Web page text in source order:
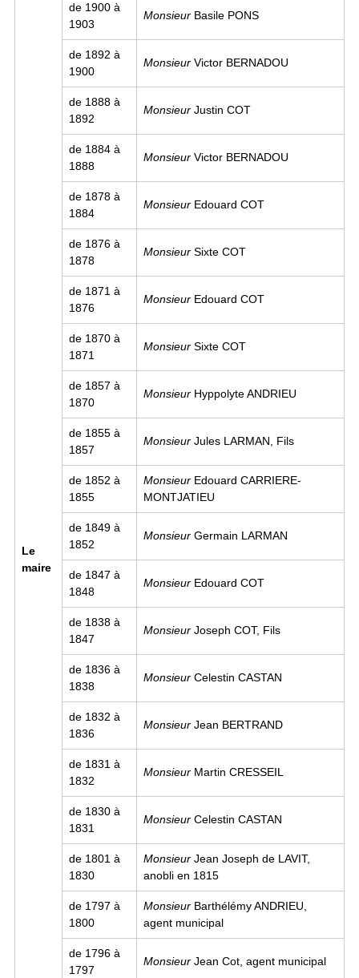
Le
maire
de 1900 à
1903
Monsieur Basile PONS
de 1892 à
1900
Monsieur Victor BERNADOU
de 1888 à
1892
Monsieur Justin COT
de 1884 à
1888
Monsieur Victor BERNADOU
de 1878 à
1884
Monsieur Edouard COT
de 1876 à
1878
Monsieur Sixte COT
de 1871 à
1876
Monsieur Edouard COT
de 1870 à
1871
Monsieur Sixte COT
de 1857 à
1870
Monsieur Hyppolyte ANDRIEU
de 1855 à
1857
Monsieur Jules LARMAN, Fils
de 1852 à
1855
Monsieur Edouard CARRIERE-
MONTJATIEU
de 1849 à
1852
Monsieur Germain LARMAN
de 1847 à
1848
Monsieur Edouard COT
de 1838 à
1847
Monsieur Joseph COT, Fils
de 1836 à
1838
Monsieur Celestin CASTAN
de 1832 à
1836
Monsieur Jean BERTRAND
de 1831 à
1832
Monsieur Martin CRESSEIL
de 1830 à
1831
Monsieur Celestin CASTAN
de 1801 à
1830
Monsieur Jean Joseph de LAVIT,
anobli en 1815
de 1797 à
1800
Monsieur Barthélémy ANDRIEU,
agent municipal
de 1796 à
1797
Monsieur Jean Cot, agent municipal